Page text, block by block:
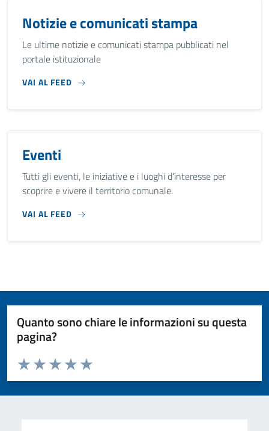
Notizie e comunicati stampa
Le ultime notizie e comunicati stampa pubblicati nel
portale istituzionale
VAI AL FEED
Eventi
Tutti gli eventi, le iniziative e i luoghi d’interesse per
scoprire e vivere il territorio comunale.
VAI AL FEED
Quanto sono chiare le informazioni su questa
pagina?
Valuta da 1 a 5 stelle la pagina
Valuta 5 stelle su 5
Valuta 4 stelle su 5
Valuta 3 stelle su 5
Valuta 2 stelle su 5
Valuta 1 stelle su 5